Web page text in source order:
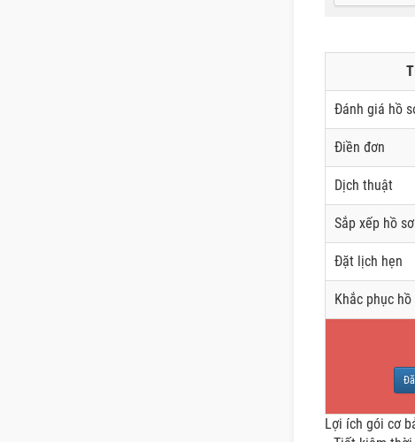
Đánh giá hồ
Điền đơn
Dịch thuật
Sắp xếp hồ sơ
Đặt lịch hẹn
Khắc phục hồ
Lợi ích gói cơ